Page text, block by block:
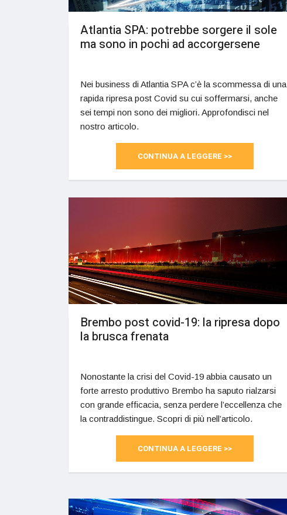
Atlantia SPA: potrebbe sorgere il sole
ma sono in pochi ad accorgersene
Nei business di Atlantia SPA c’è la scommessa di una
rapida ripresa post Covid su cui soffermarsi, anche
sei tempi non sono dei migliori. Approfondisci nel
nostro articolo.
CONTINUA A LEGGERE >>
Brembo post covid-19: la ripresa dopo
la brusca frenata
Nonostante la crisi del Covid-19 abbia causato un
forte arresto produttivo Brembo ha saputo rialzarsi
con grande efficacia, senza perdere l’eccellenza che
la contraddistingue. Scopri di più nell’articolo.
CONTINUA A LEGGERE >>